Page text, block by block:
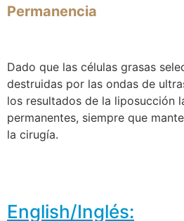
Permanencia
Dado que las células grasas
destruidas por las ondas de
los resultados de la liposucción
permanentes, siempre que
la cirugía.
English/Inglés: